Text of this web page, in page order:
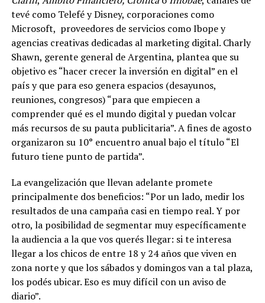
tevé como Telefé y Disney, corporaciones como
Microsoft, proveedores de servicios como Ibope y
agencias creativas dedicadas al marketing digital. Charly
Shawn, gerente general de Argentina, plantea que su
objetivo es “hacer crecer la inversión en digital” en el
país y que para eso genera espacios (desayunos,
reuniones, congresos) “para que empiecen a
comprender qué es el mundo digital y puedan volcar
más recursos de su pauta publicitaria”. A fines de agosto
organizaron su 10° encuentro anual bajo el título “El
futuro tiene punto de partida”.
La evangelización que llevan adelante promete
principalmente dos beneficios: “Por un lado, medir los
resultados de una campaña casi en tiempo real. Y por
otro, la posibilidad de segmentar muy específicamente
la audiencia a la que vos querés llegar: si te interesa
llegar a los chicos de entre 18 y 24 años que viven en
zona norte y que los sábados y domingos van a tal plaza,
los podés ubicar. Eso es muy difícil con un aviso de
diario”.